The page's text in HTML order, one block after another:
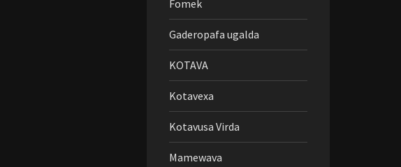
Fomek
Gaderopafa ugalda
KOTAVA
Kotavexa
Kotavusa Virda
Mamewava